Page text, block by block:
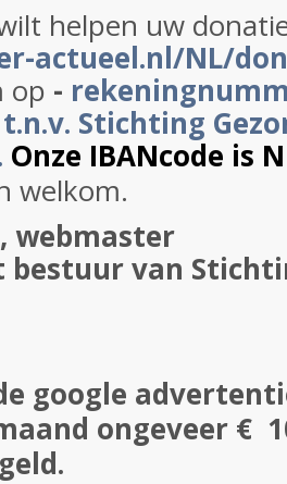
helpen uw
actueel.nl/NL/
op -
t.n.v. Stichting
Onze IBANcode is
welkom.
webmaster
bestuur van
google
ongeveer €